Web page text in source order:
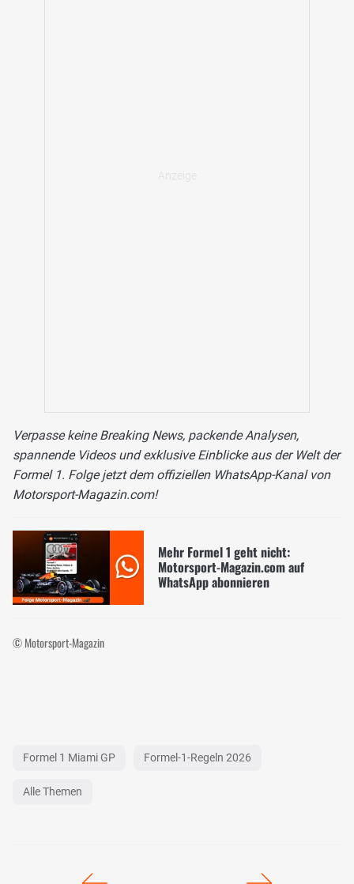
Verpasse keine Breaking News, packende Analysen,
spannende Videos und exklusive Einblicke aus der Welt der
Formel 1. Folge jetzt dem offiziellen WhatsApp-Kanal von
Motorsport-Magazin.com!
Mehr Formel 1 geht nicht:
Motorsport-Magazin.com auf
WhatsApp abonnieren
© Motorsport-Magazin
Formel 1 Miami GP Formel-1-Regeln 2026
Alle Themen